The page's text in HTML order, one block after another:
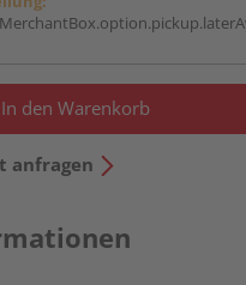
In den Warenkorb
anfragen